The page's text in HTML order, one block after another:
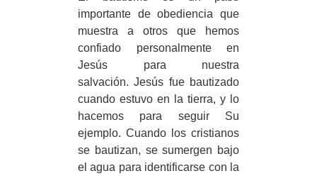
importante de obediencia que
muestra a otros que hemos
confiado personalmente en
Jesús para nuestra
salvación. Jesús fue bautizado
cuando estuvo en la tierra, y lo
hacemos para seguir Su
ejemplo. Cuando los cristianos
se bautizan, se sumergen bajo
el agua para identificarse con la